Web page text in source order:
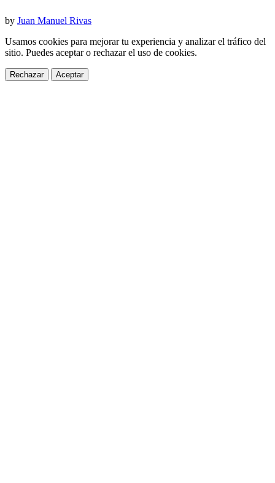
by Juan Manuel Rivas
Usamos cookies para mejorar tu experiencia y analizar el tráfico del
sitio. Puedes aceptar o rechazar el uso de cookies.
Rechazar Aceptar